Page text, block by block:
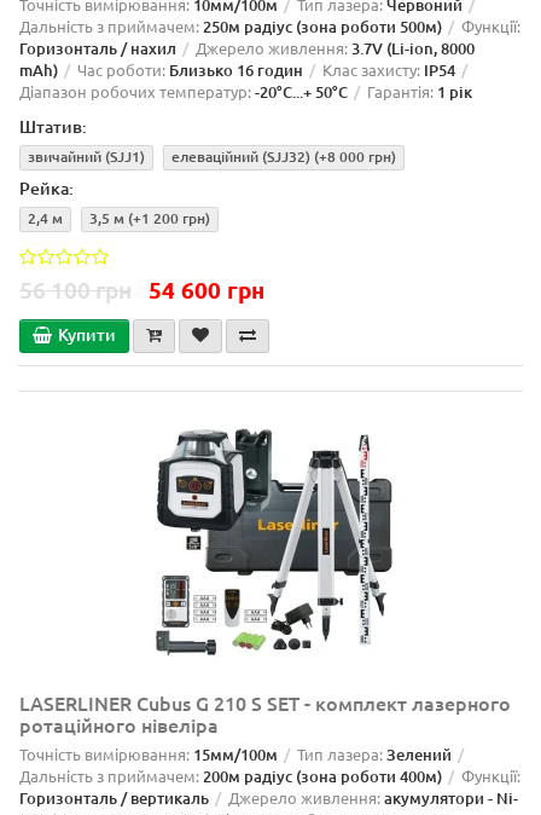
Точність вимірювання: 10мм/100м Тип лазера:Червоний
Дальність з приймачем:250м радіус (зона роботи 500м) Функції:
Горизонталь / нахил Джерело живлення:3.7V (Li-ion, 8000
mAh)
Час роботи: Близько 16 годин Клас захисту: IP54
Діапазон робочих температур:-20°C...+ 50°C Гарантія: 1 рік
Штатив:
звичайний (SJJ1) елеваційний (SJJ32) (+8 000 грн)
Рейка:
2,4 м 3,5 м (+1 200 грн)
56 100 грн 54 600 грн
Купити
LASERLINER Cubus G 210 S SET - комплект лазерного
ротаційного нівеліра
Точність вимірювання: 15мм/100м Тип лазера:Зелений
Дальність з приймачем:200м радіус (зона роботи 400м) Функції:
Горизонталь / вертикаль Джерело живлення:акумулятори - Ni-